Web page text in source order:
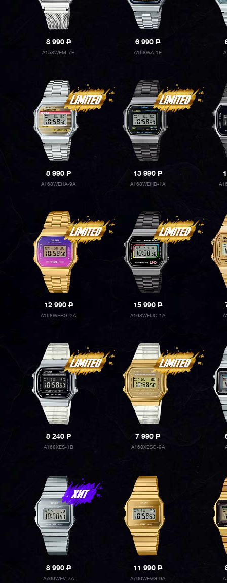
8 990P
A158WEM-7E
6 990P
A168WA-1E
8 990P
A168WEHA-9A
13 990P
A168WEHB-1A
12 990P
A168WERG-2A
15 990P
A168WEUC-1A
8 240P
A168XES-1B
7 990P
A168XESG-9A
8 990P
A700WEV-7A
11 990P
A700WEVG-9A